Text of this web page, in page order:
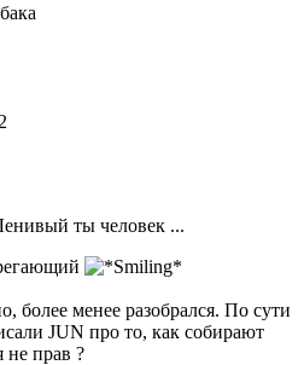
ты человек ...
более менее разобрался. По сути
JUN про то, как собирают
не прав ?